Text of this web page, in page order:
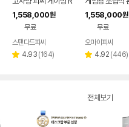
TX5060TI 데스크탑
견적 조립컴 본체 04
1,558,000원
무료
스탠다드피씨
별 4.93 리
(164)
TX5060 TI 고
아이온2 UL2
1,558,000원
무료
오마이피씨
별 4.92 리
(446)
전체보기